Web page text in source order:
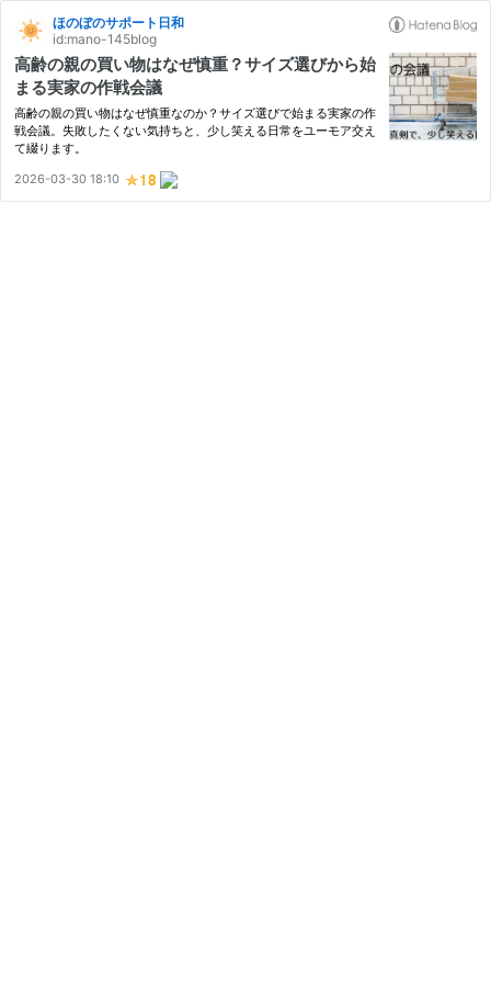
ほのぼのサポート日和
id:mano-145blog
高齢の親の買い物はなぜ慎重？サイズ選びから始
まる実家の作戦会議
高齢の親の買い物はなぜ慎重なのか？サイズ選びで始まる実家の作
戦会議。失敗したくない気持ちと、少し笑える日常をユーモア交え
て綴ります。
2026-03-30 18:10